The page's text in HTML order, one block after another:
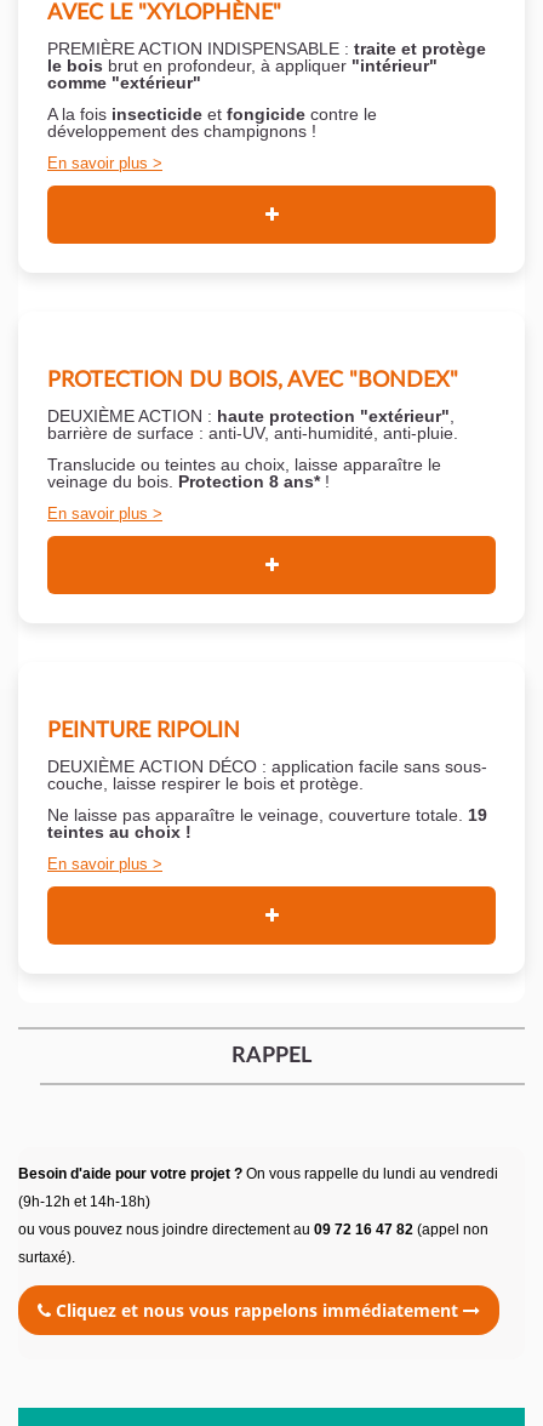
AVEC LE "XYLOPHÈNE"
PREMIÈRE ACTION INDISPENSABLE : traite et protège
le bois brut en profondeur, à appliquer "intérieur"
comme "extérieur"
A la fois insecticide et fongicide contre le
développement des champignons !
En savoir plus
PROTECTION DU BOIS, AVEC "BONDEX"
DEUXIÈME ACTION : haute protection "extérieur"
barrière de surface : anti-UV, anti-humidité, anti-pluie.
Translucide ou teintes au choix, laisse apparaître le
veinage du bois. Protection 8 ans*!
En savoir plus
PEINTURE RIPOLIN
DEUXIÈME ACTION DÉCO : application facile sans sous-
couche, laisse respirer le bois et protège.
Ne laisse pas apparaître le veinage, couverture totale. 19
teintes au choix !
En savoir plus
RAPPEL
Besoin d'aide pour votre projet ? On vous rappelle du lundi au vendredi
(9h-12h et 14h-18h)
ou vous pouvez nous joindre directement au 09 72 16 47 82 (appel non
surtaxé).
Cliquez et nous vous rappelons immédiatement